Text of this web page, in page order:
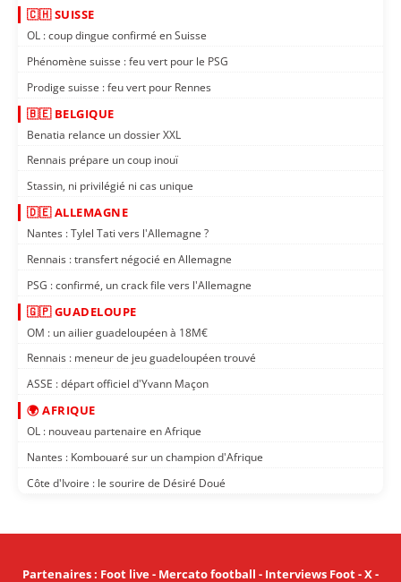
🇨🇭 SUISSE
OL : coup dingue confirmé en Suisse
Phénomène suisse : feu vert pour le PSG
Prodige suisse : feu vert pour Rennes
🇧🇪 BELGIQUE
Benatia relance un dossier XXL
Rennais prépare un coup inouï
Stassin, ni privilégié ni cas unique
🇩🇪 ALLEMAGNE
Nantes : Tylel Tati vers l'Allemagne ?
Rennais : transfert négocié en Allemagne
PSG : confirmé, un crack file vers l'Allemagne
🇬🇵 GUADELOUPE
OM : un ailier guadeloupéen à 18M€
Rennais : meneur de jeu guadeloupéen trouvé
ASSE : départ officiel d'Yvann Maçon
🌍 AFRIQUE
OL : nouveau partenaire en Afrique
Nantes : Kombouaré sur un champion d'Afrique
Côte d'Ivoire : le sourire de Désiré Doué
Partenaires: Foot live- Mercato football - Interviews Foot-X-